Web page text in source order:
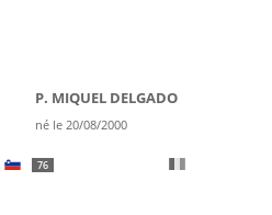
P. MIQUEL DELGADO
né le 20/08/2000
76